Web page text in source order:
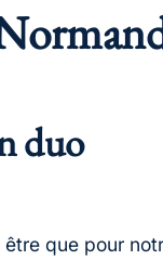
duo
que pour